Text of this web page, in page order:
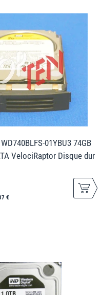
01YBU3 74GB
VelociRaptor Disque dur
€